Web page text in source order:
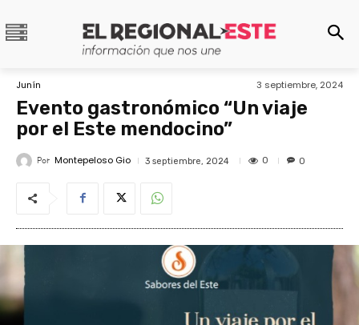
Junín 3 septiembre, 2024
Evento gastronómico “Un viaje
por el Este mendocino”
Por Montepeloso Gio 3 septiembre, 2024 0 0